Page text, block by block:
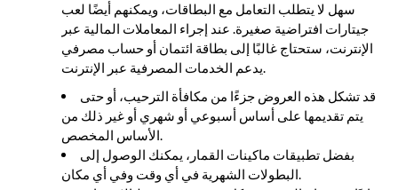
سهل لا يتطلب التعامل مع البطاقات، ويمكنهم أيضًا لعب
جيتارات افتراضية صغيرة. عند إجراء المعاملات المالية عبر
الإنترنت، ستحتاج غالبًا إلى بطاقة ائتمان أو حساب مصرفي
يدعم الخدمات المصرفية عبر الإنترنت.
قد تشكل هذه العروض جزءًا من مكافأة الترحيب، أو حتى
يتم تقديمها على أساس أسبوعي أو شهري أو غير ذلك من
الأساس المخصص.
بفضل تطبيقات ماكينات القمار، يمكنك الوصول إلى
البطولات الشهرية في أي وقت وفي أي مكان.